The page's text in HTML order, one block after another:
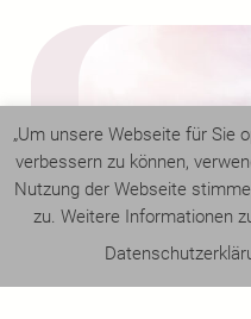
„Um unsere Webseite für Sie
verbessern zu können,
Nutzung der Webseite
zu. Weitere Informationen